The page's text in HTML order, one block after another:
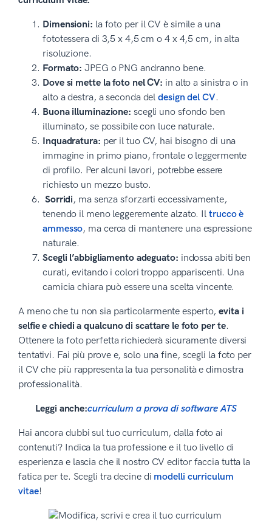
Dimensioni: la foto per il CV è simile a una
fototessera di 3,5 x 4,5 cm o 4 x 4,5 cm, in alta
risoluzione.
Formato: JPEG o PNG andranno bene.
Dove si mette la foto nel CV: in alto a sinistra o in
alto a destra, a seconda deldesign del CV.
Buona illuminazione: scegli uno sfondo ben
illuminato, se possibile con luce naturale.
Inquadratura: per il tuo CV, hai bisogno di una
immagine in primo piano, frontale o leggermente
di profilo. Per alcuni lavori, potrebbe essere
richiesto un mezzo busto.
Sorridi, ma senza sforzarti eccessivamente,
tenendo il meno leggeremente alzato. Il trucco è
ammesso, ma cerca di mantenere una espressione
naturale.
Scegli l’abbigliamento adeguato: indossa abiti ben
curati, evitando i colori troppo appariscenti. Una
camicia chiara può essere una scelta vincente.
A meno che tu non sia particolarmente esperto,evita i
selfie e chiedi a qualcuno di scattare le foto per te.
Ottenere la foto perfetta richiederà sicuramente diversi
tentativi. Fai più prove e, solo una fine, scegli la foto per
il CV che più rappresenta la tua personalità e dimostra
professionalità.
Leggi anche:curriculum a prova di software ATS
Hai ancora dubbi sul tuo curriculum, dalla foto ai
contenuti? Indica la tua professione e il tuo livello di
esperienza e lascia che il nostro CV editor faccia tutta la
fatica per te. Scegli tra decine di modelli curriculum
vitae!